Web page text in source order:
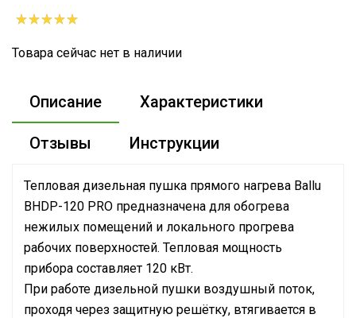
Товара сейчас нет в наличии
Описание Характеристики
Отзывы Инструкции
Тепловая дизельная пушка прямого нагрева Ballu
BHDP-120 PRO предназначена для обогрева
нежилых помещений и локального прогрева
рабочих поверхностей. Тепловая мощность
прибора составляет 120 кВт.
При работе дизельной пушки воздушный поток,
проходя через защитную решётку, втягивается в